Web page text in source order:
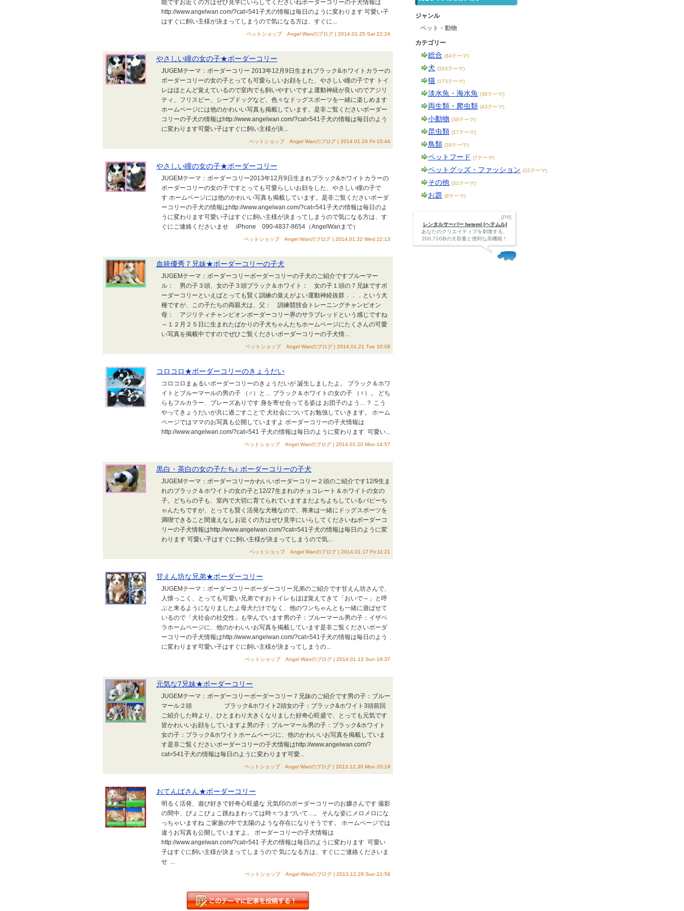
能ですお近くの方はぜひ見学にいらしてくださいねボーダーコリーの子犬情報は
http://www.angelwan.com/?cat=541子犬の情報は毎日のように変わります 可愛い子
はすぐに飼い主様が決まってしまうので気になる方は、すぐに...
ペットショップ Angel Wanのブログ | 2014.01.25 Sat 22:24
やさしい瞳の女の子★ボーダーコリー
JUGEMテーマ：ボーダーコリー 2013年12月9日生まれブラック&ホワイトカラーの
ボーダーコリーの女の子とっても可愛らしいお顔をした、やさしい瞳の子です トイ
レはほとんど覚えているので室内でも飼いやすいですよ運動神経が良いのでアジリ
ティ、フリスビー、シープドッグなど、色々なドッグスポーツを一緒に楽しめます
ホームページには他のかわいい写真も掲載しています。是非ご覧くださいボーダー
コリーの子犬の情報はhttp://www.angelwan.com/?cat=541子犬の情報は毎日のよう
に変わります可愛い子はすぐに飼い主様が決...
ペットショップ Angel Wanのブログ | 2014.01.24 Fri 15:44
やさしい瞳の女の子★ボーダーコリー
JUGEMテーマ：ボーダーコリー2013年12月9日生まれブラック&ホワイトカラーの
ボーダーコリーの女の子ですとっても可愛らしいお顔をした、やさしい瞳の子で
す ホームページには他のかわいい写真も掲載しています。是非ご覧くださいボーダ
ーコリーの子犬の情報はhttp://www.angelwan.com/?cat=541子犬の情報は毎日のよ
うに変わります可愛い子はすぐに飼い主様が決まってしまうので気になる方は、す
ぐにご連絡くださいませ iPhone 090-4837-8654（AngelWanまで）
ペットショップ Angel Wanのブログ | 2014.01.22 Wed 22:13
血統優秀７兄妹★ボーダーコリーの子犬
JUGEMテーマ：ボーダーコリーボーダーコリーの子犬のご紹介ですブルーマー
ル： 男の子３頭、女の子３頭ブラック＆ホワイト： 女の子１頭の７兄妹ですボ
ーダーコリーといえばとっても賢く訓練の覚えがよい運動神経抜群．．．という犬
種ですが、この子たちの両親犬は、父： 訓練競技会トレーニングチャンピオン
母： アジリティチャンピオンボーダーコリー界のサラブレッドという感じですね
～１２月２５日に生まれたばかりの子犬ちゃんたちホームページにたくさんの可愛
い写真を掲載中ですのでぜひご覧くださいボーダーコリーの子犬情...
ペットショップ Angel Wanのブログ | 2014.01.21 Tue 10:08
コロコロ★ボーダーコリーのきょうだい
コロコロまぁるいボーダーコリーのきょうだいが 誕生しましたよ。 ブラック＆ホワ
イトとブルーマールの男の子 （♂）と… ブラック＆ホワイトの女の子 （♀）。 どち
らもフルカラー、ブレーズありです 身を寄せ合ってる姿は お団子のよう…？ こう
やってきょうだいが共に過ごすことで 犬社会についてお勉強していきます。 ホーム
ページではママのお写真も公開していますよ ボーダーコリーの子犬情報は
http://www.angelwan.com/?cat=541 子犬の情報は毎日のように変わります 可愛い...
ペットショップ Angel Wanのブログ | 2014.01.20 Mon 14:57
黒白・茶白の女の子たち♪ ボーダーコリーの子犬
JUGEMテーマ：ボーダーコリーかわいいボーダーコリー２頭のご紹介です12/9生ま
れのブラック＆ホワイトの女の子と12/27生まれのチョコレート＆ホワイトの女の
子。どちらの子も、室内で大切に育てられていますまだよちよちしているパピーち
ゃんたちですが、とっても賢く活発な犬種なので、将来は一緒にドッグスポーツを
満喫できること間違えなしお近くの方はぜひ見学にいらしてくださいねボーダーコ
リーの子犬情報はhttp://www.angelwan.com/?cat=541子犬の情報は毎日のように変
わります 可愛い子はすぐに飼い主様が決まってしまうので気...
ペットショップ Angel Wanのブログ | 2014.01.17 Fri 11:21
甘えん坊な兄弟★ボーダーコリー
JUGEMテーマ：ボーダーコリーボーダーコリー兄弟のご紹介です甘えん坊さんで、
人懐っこく、とっても可愛い兄弟ですおトイレもほぼ覚えてきて「おいで～」と呼
ぶと来るようになりましたよ母犬だけでなく、他のワンちゃんとも一緒に遊ばせて
いるので「犬社会の社交性」も学んでいます男の子：ブルーマール男の子：イザベ
ラホームページに、他のかわいいお写真を掲載しています是非ご覧くださいボーダ
ーコリーの子犬情報はhttp://www.angelwan.com/?cat=541子犬の情報は毎日のよう
に変わります可愛い子はすぐに飼い主様が決まってしまうの...
ペットショップ Angel Wanのブログ | 2014.01.12 Sun 19:37
元気な7兄妹★ボーダーコリー
JUGEMテーマ：ボーダーコリーボーダーコリー７兄妹のご紹介です男の子：ブルー
マール２頭 ブラック&ホワイト2頭女の子：ブラック&ホワイト3頭前回
ご紹介した時より、ひとまわり大きくなりました好奇心旺盛で、とっても元気です
皆かわいいお顔をしていますよ男の子：ブルーマール男の子：ブラック&ホワイト
女の子：ブラック&ホワイトホームページに、他のかわいいお写真を掲載していま
す是非ご覧くださいボーダーコリーの子犬情報はhttp://www.angelwan.com/?
cat=541子犬の情報は毎日のように変わります可愛...
ペットショップ Angel Wanのブログ | 2013.12.30 Mon 20:19
おてんばさん★ボーダーコリー
明るく活発、遊び好きで好奇心旺盛な 元気印のボーダーコリーのお嬢さんです 撮影
の間中、ぴょこぴょこ跳ねまわっては時々つまづいて…。 そんな姿にメロメロにな
っちゃいますね ご家族の中で太陽のような存在になりそうです。 ホームページでは
違うお写真も公開していますよ。 ボーダーコリーの子犬情報は
http://www.angelwan.com/?cat=541 子犬の情報は毎日のように変わります 可愛い
子はすぐに飼い主様が決まってしまうので 気になる方は、すぐにご連絡くださいま
せ ...
ペットショップ Angel Wanのブログ | 2013.12.29 Sun 21:58
ジャンル
ペット・動物
カテゴリー
総合 (84テーマ)
犬 (333テーマ)
猫 (173テーマ)
淡水魚・海水魚 (38テーマ)
両生類・爬虫類 (43テーマ)
小動物 (38テーマ)
昆虫類 (17テーマ)
鳥類 (39テーマ)
ペットフード (7テーマ)
ペットグッズ・ファッション (22テーマ)
その他 (31テーマ)
お題 (8テーマ)
[PR]
レンタルサーバー heteml [ヘテムル]
あなたのクリエイティブを刺激する、
200.71GBの大容量と便利な高機能！